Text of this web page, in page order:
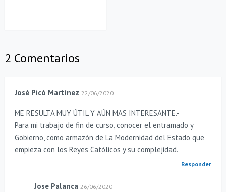
2 Comentarios
José Picó Martínez 22/06/2020
ME RESULTA MUY ÚTIL Y AÚN MAS INTERESANTE.-
Para mi trabajo de fin de curso, conocer el entramado y
Gobierno, como armazón de La Modernidad del Estado que
empieza con los Reyes Católicos y su complejidad.
Responder
Jose Palanca 26/06/2020